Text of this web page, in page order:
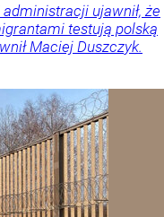
ujawnił, że
testują polską
Maciej Duszczyk.